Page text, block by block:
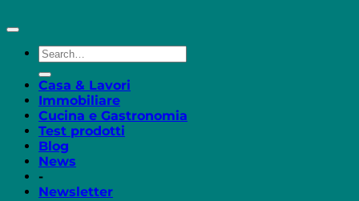
Casa & Lavori
Immobiliare
Cucina e Gastronomia
Test prodotti
Blog
News
-
Newsletter